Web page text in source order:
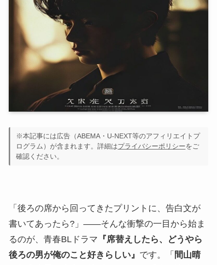
※本記事には広告（ABEMA・U-NEXT等のアフィリエイトプ
ログラム）が含まれます。詳細はプライバシーポリシーをご
確認ください。
「後ろの席から回ってきたプリントに、告白文が
書いてあったら?」——そんな衝撃の一目から始ま
るのが、青春BLドラマ 『席替えしたら、どうやら
後ろの男が俺のこと好きらしい』 です。「 間山晴